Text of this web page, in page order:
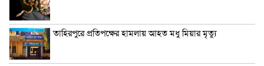
তাহিরপুরে প্রতিপক্ষের হামলায় আহত মধু মিয়ার মৃত্যু